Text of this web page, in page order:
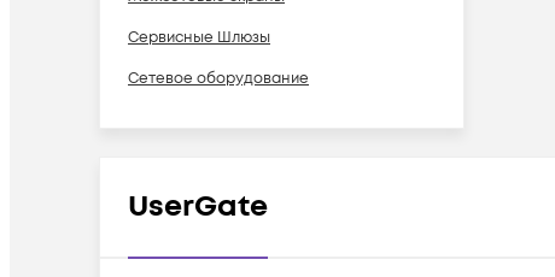
Сервисные Шлюзы
Сетевое оборудование
UserGate